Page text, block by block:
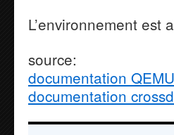
L’environnement est
source:
documentation
documentation